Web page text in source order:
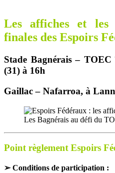
Les affiches et les
finales des Espoirs
Stade Bagnérais –
(31) à 16h
Gaillac – Nafarroa, à
Les Bagnérais au défi du
Point règlement Espoirs
➢ Conditions de participation :